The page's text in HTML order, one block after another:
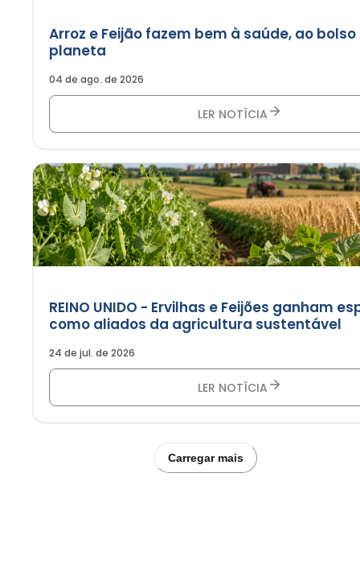
Arroz e Feijão fazem bem à saúde, ao bolso
planeta
04 de ago. de 2026
LER NOTÍCIA
REINO UNIDO - Ervilhas e Feijões ganham
como aliados da agricultura sustentável
24 de jul. de 2026
LER NOTÍCIA
Carregar mais